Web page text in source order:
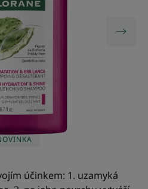
účinkem: 1. uzamyká